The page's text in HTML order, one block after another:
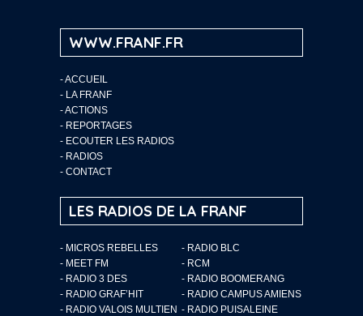
WWW.FRANF.FR
-ACCUEIL
- LA FRANF
-ACTIONS
- REPORTAGES
- ECOUTER LES RADIOS
- RADIOS
- CONTACT
LES RADIOS DE LA FRANF
- MICROS REBELLES
- RADIO BLC
- MEET FM
- RCM
- RADIO 3 DES
- RADIO BOOMERANG
- RADIO GRAF’HIT
- RADIO CAMPUS AMIENS
- RADIO VALOIS MULTIEN - RADIO PUISALEINE